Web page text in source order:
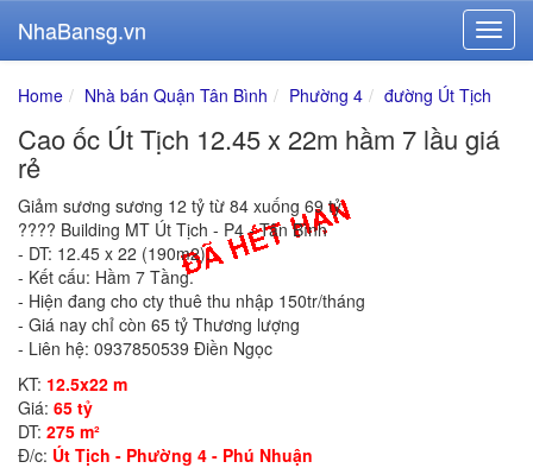
NhaBansg.vn
Home Nhà bán Quận Tân Bình Phường 4 đường Út Tịch
Cao ốc Út Tịch 12.45 x 22m hầm 7 lầu giá
rẻ
Giảm sương sương 12 tỷ từ 84 xuống 69 tỷ
???? Building MT Út Tịch - P4 - Tân Bình
- DT: 12.45 x 22 (190m2).
- Kết cấu: Hầm 7 Tầng.
- Hiện đang cho cty thuê thu nhập 150tr/tháng
- Giá nay chỉ còn 65 tỷ Thương lượng
- Liên hệ: 0937850539 Điền Ngọc
KT: 12.5x22 m
Giá: 65 tỷ
DT: 275 m²
Đ/c: Út Tịch - Phường 4 - Phú Nhuận